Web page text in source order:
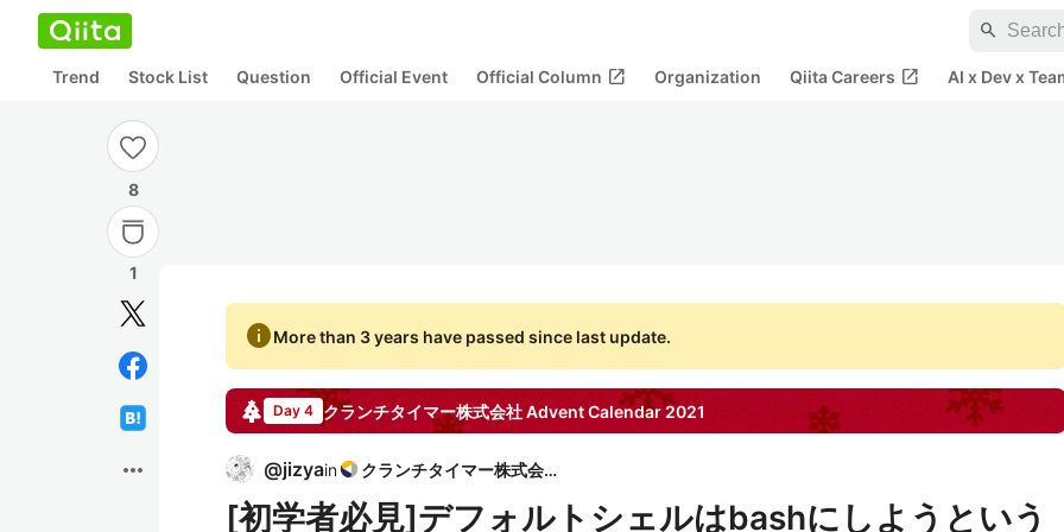
search
Trend Stock List Question Official Event Official Column open_in_new Organization Qiita Careers open_in_new AI x Dev x
8
1
more_horiz
infoMore than 3 years have passed since last update.
Day 4 クランチタイマー株式会社Advent Calendar2021
@jizyain クランチタイマー株式会社
[初学者必見]デフォルトシェルはbashにしようという